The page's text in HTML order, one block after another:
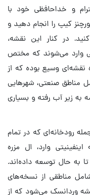
و خداحافظی خود با
کیپ را انجام دهید و
در کنار این نقشه،
وارد می‌شوند که مختص
ال مزره نقشه‌ای وسیع بوده که از
مناطق صنعتی، شهرهایی
به زیر آب رفته و بسیاری
شامل ۱۸ منطقه از جمله رودخانه‌ای که در تمام
وارد، ال مزره
به حال توسعه داده‌اند.
مناطقی از نسخه‌های
وردانسک می‌شود که از